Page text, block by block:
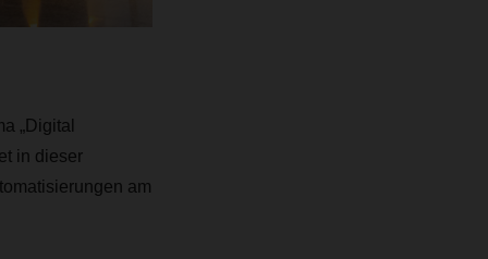
„Digital
in dieser
am